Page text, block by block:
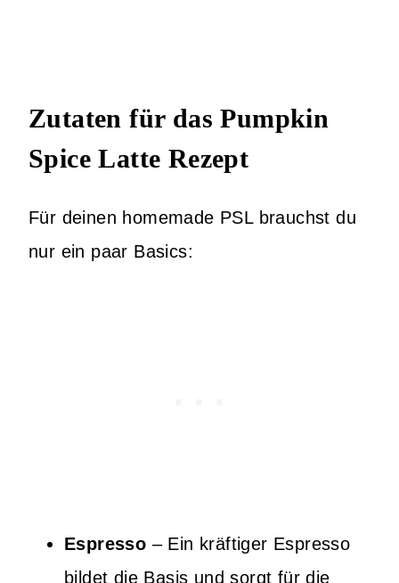
Zutaten für das Pumpkin
Spice Latte Rezept
Für deinen homemade PSL brauchst du
nur ein paar Basics:
Espresso – Ein kräftiger Espresso
bildet die Basis und sorgt für die